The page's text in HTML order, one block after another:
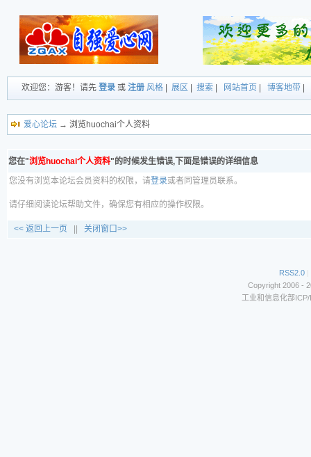
欢迎您：游客！请先 登录 或 注册 风格 展区 搜索 网站首页 博客地带
爱心论坛 → 浏览huochai个人资料
您在"浏览huochai个人资料"的时候发生错误,下面是错误的详细信息
您没有浏览本论坛会员资料的权限，请登录或者同管理员联系。
请仔细阅读论坛帮助文件，确保您有相应的操作权限。
<< 返回上一页 关闭窗口>>
RSS2.0 |
Copyright 2006 -
工业和信息化部